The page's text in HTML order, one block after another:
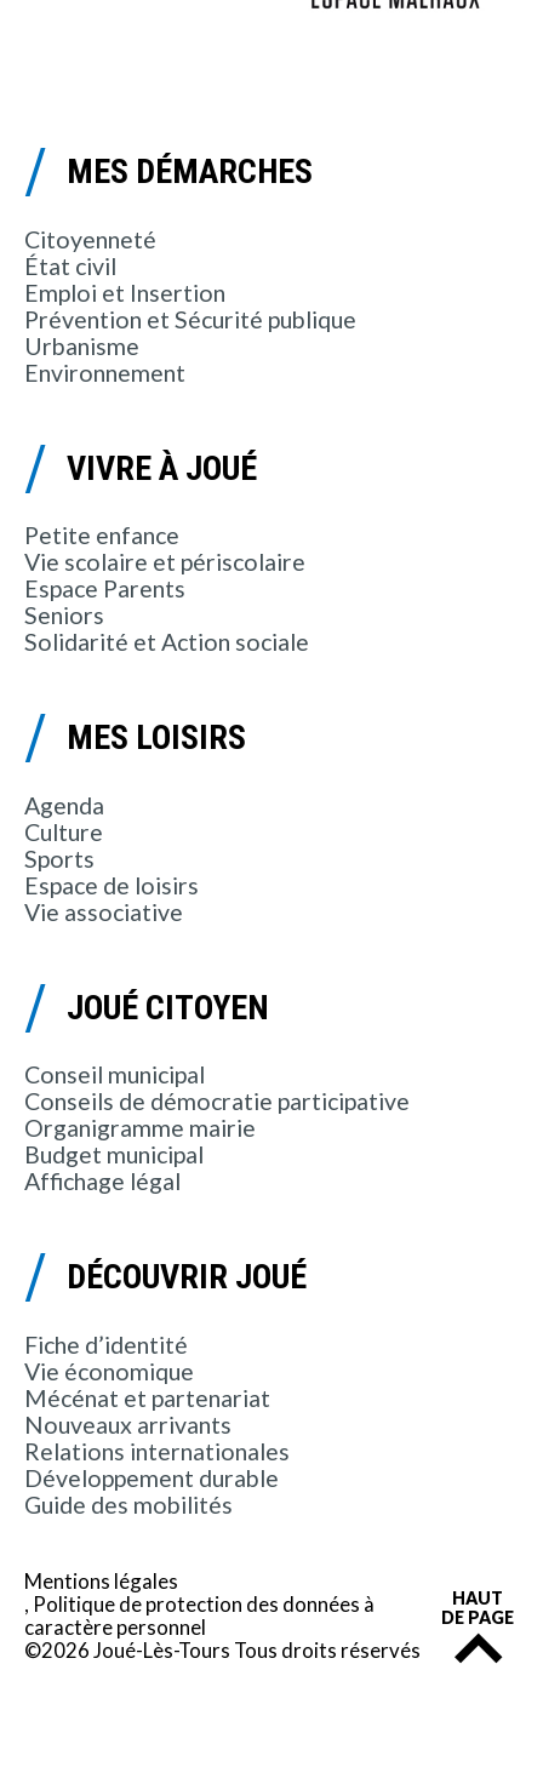
MES DÉMARCHES
Citoyenneté
État civil
Emploi et Insertion
Prévention et Sécurité publique
Urbanisme
Environnement
VIVRE À JOUÉ
Petite enfance
Vie scolaire et périscolaire
Espace Parents
Seniors
Solidarité et Action sociale
MES LOISIRS
Agenda
Culture
Sports
Espace de loisirs
Vie associative
JOUÉ CITOYEN
Conseil municipal
Conseils de démocratie participative
Organigramme mairie
Budget municipal
Affichage légal
DÉCOUVRIR JOUÉ
Fiche d’identité
Vie économique
Mécénat et partenariat
Nouveaux arrivants
Relations internationales
Développement durable
Guide des mobilités
Mentions légales
Politique de protection des données à
caractère personnel
©2026 Joué-Lès-Tours Tous droits réservés
HAUT
DE PAGE